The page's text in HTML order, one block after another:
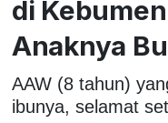
di
Anaknya
AAW (8 tahun)
ibunya, selamat